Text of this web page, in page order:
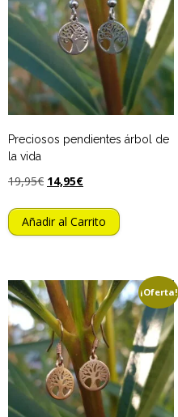
Preciosos pendientes árbol de
la vida
19,95€ 14,95€
Añadir al Carrito
¡Oferta!